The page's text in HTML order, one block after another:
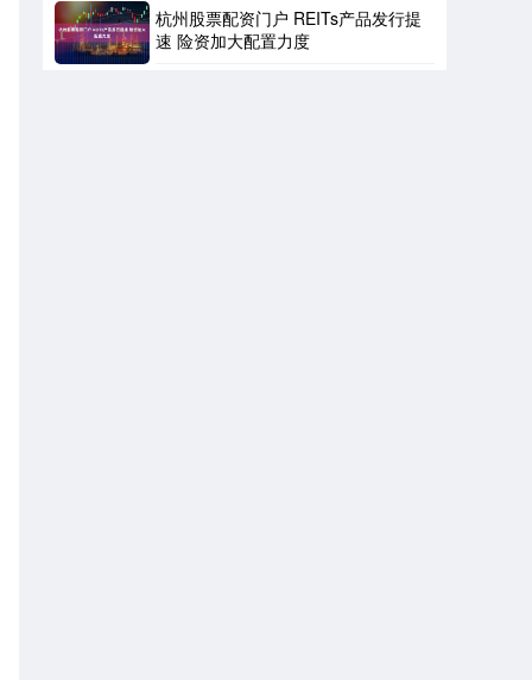
杭州股票配资门户 REITs产品发行提
速 险资加大配置力度